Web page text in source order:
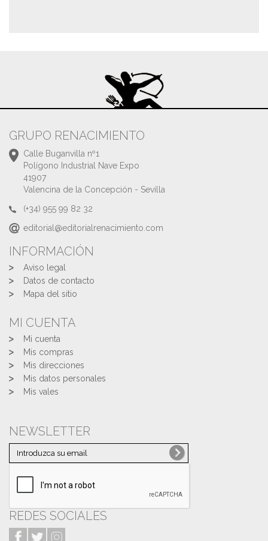
GRUPO RENACIMIENTO
Calle Buganvilla nº1
Polígono Industrial Nave Expo
41907
Valencina de la Concepción - Sevilla
(+34) 955 99 82 32
editorial@editorialrenacimiento.com
INFORMACIÓN
Aviso legal
Datos de contacto
Mapa del sitio
MI CUENTA
Mi cuenta
Mis compras
Mis direcciones
Mis datos personales
Mis vales
NEWSLETTER
REDES SOCIALES